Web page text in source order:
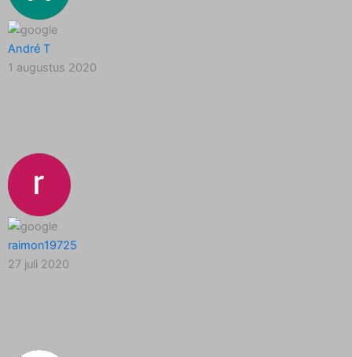
André T
1 augustus 2020
raimon19725
27 juli 2020